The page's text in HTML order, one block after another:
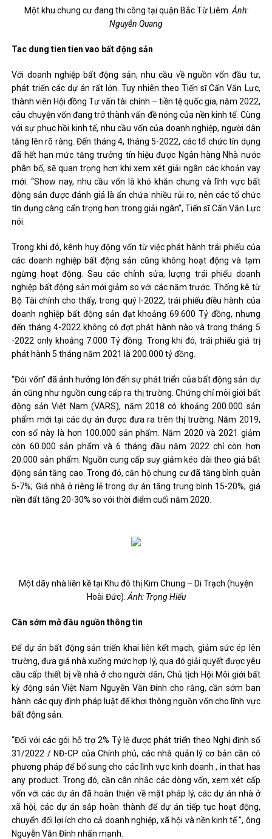
Một khu chung cư đang thi công tại quận Bắc Từ Liêm. Ảnh:
Nguyễn Quang
Tac dung tien tien vao bất động sản
Với doanh nghiệp bất động sản, nhu cầu về nguồn vốn đầu tư,
phát triển các dự án rất lớn. Tuy nhiên theo Tiến sĩ Cấn Văn Lực,
thành viên Hội đồng Tư vấn tài chính – tiền tệ quốc gia, năm 2022,
câu chuyện vốn đang trở thành vấn đề nóng của nền kinh tế. Cùng
với sự phục hồi kinh tế, nhu cầu vốn của doanh nghiệp, người dân
tăng lên rõ ràng. Đến tháng 4, tháng 5-2022, các tổ chức tín dụng
đã hết hạn mức tăng trưởng tín hiệu được Ngân hàng Nhà nước
phân bổ, sẽ quan trọng hơn khi xem xét giải ngân các khoản vay
mới. “Show nay, nhu cầu vốn là khó khăn chung và lĩnh vực bất
động sản được đánh giá là ẩn chứa nhiều rủi ro, nên các tổ chức
tín dụng càng cẩn trọng hơn trong giải ngân”, Tiến sĩ Cấn Văn Lực
nói.
Trong khi đó, kênh huy động vốn từ việc phát hành trái phiếu của
các doanh nghiệp bất động sản cũng không hoạt động và tạm
ngừng hoạt động. Sau các chỉnh sửa, lượng trái phiếu doanh
nghiệp bất động sản mới giảm so với các năm trước. Thống kê từ
Bộ Tài chính cho thấy, trong quý I-2022, trái phiếu điều hành của
doanh nghiệp bất động sản đạt khoảng 69.600 Tỷ đồng, nhưng
đến tháng 4-2022 không có đợt phát hành nào và trong tháng 5
-2022 only khoảng 7.000 Tỷ đồng. Trong khi đó, trái phiếu giá trị
phát hành 5 tháng năm 2021 là 200.000 tỷ đồng.
“Đói vốn” đã ảnh hưởng lớn đến sự phát triển của bất động sản dự
án cũng như nguồn cung cấp ra thị trường. Chứng chỉ môi giới bất
động sản Việt Nam (VARS), năm 2018 có khoảng 200.000 sản
phẩm mới tại các dự án được đưa ra trên thị trường. Năm 2019,
con số này là hơn 100.000 sản phẩm. Năm 2020 và 2021 giảm
còn 60.000 sản phẩm và 6 tháng đầu năm 2022 chỉ còn hơn
20.000 sản phẩm. Nguồn cung cấp suy giảm kéo dài theo giá bất
động sản tăng cao. Trong đó, căn hộ chung cư đã tăng bình quân
5-7%; Giá nhà ở riêng lẻ trong dự án tăng trung bình 15-20%; giá
nền đất tăng 20-30% so với thời điểm cuối năm 2020.
Một dãy nhà liền kề tại Khu đô thị Kim Chung – Di Trạch (huyện
Hoài Đức). Ảnh: Trọng Hiếu
Cần sớm mở đầu nguồn thông tin
Để dự án bất động sản triển khai liên kết mạch, giảm sức ép lên
trường, đưa giá nhà xuống mức hợp lý, qua đó giải quyết được yêu
cầu cấp thiết bị về nhà ở cho người dân, Chủ tịch Hội Môi giới bất
kỳ động sản Việt Nam Nguyễn Văn Đính cho rằng, cần sớm ban
hành các quy định pháp luật để khơi thông nguồn vốn cho lĩnh vực
bất động sản.
“Đối với các gói hỗ trợ 2% Tỷ lệ được phát triển theo Nghị định số
31/2022 / NĐ-CP của Chính phủ, các nhà quản lý cơ bản cần có
phương pháp để bổ sung cho các lĩnh vực kinh doanh , in that has
any product. Trong đó, cần cân nhắc các dòng vốn, xem xét cấp
vốn với các dự án đã hoàn thiện về mặt pháp lý, các dự án nhà ở
xã hội, các dự án sắp hoàn thành để dự án tiếp tục hoạt động,
chuyển đổi lợi ích cho cả doanh nghiệp, xã hội và nền kinh tế ”, ông
Nguyễn Văn Đính nhấn mạnh.